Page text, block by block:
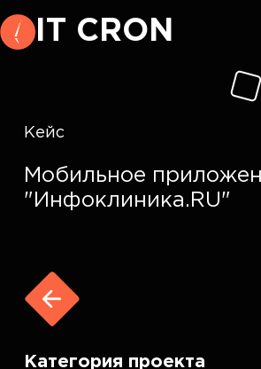
IT CRON
Кейс
Мобильное
"Инфоклиника.RU"
Категория проекта